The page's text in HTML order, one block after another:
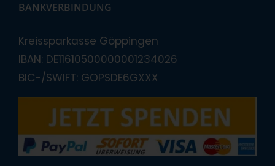
BANKVERBINDUNG
Kreissparkasse Göppingen
IBAN: DE11610500000001234026
BIC-/SWIFT: GOPSDE6GXXX